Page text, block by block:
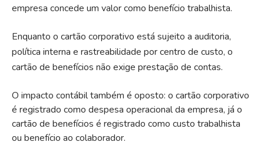
empresa concede um valor como benefício trabalhista.
Enquanto o cartão corporativo está sujeito a auditoria,
política interna e rastreabilidade por centro de custo, o
cartão de benefícios não exige prestação de contas.
O impacto contábil também é oposto: o cartão corporativo
é registrado como despesa operacional da empresa, já o
cartão de benefícios é registrado como custo trabalhista
ou benefício ao colaborador.